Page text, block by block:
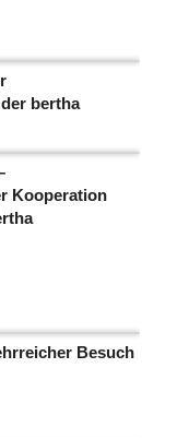
bertha
Kooperation
Besuch